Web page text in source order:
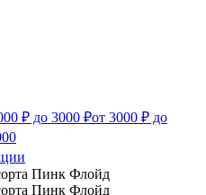
₽ до 3000 ₽от 3000 ₽ до
Пинк Флойд